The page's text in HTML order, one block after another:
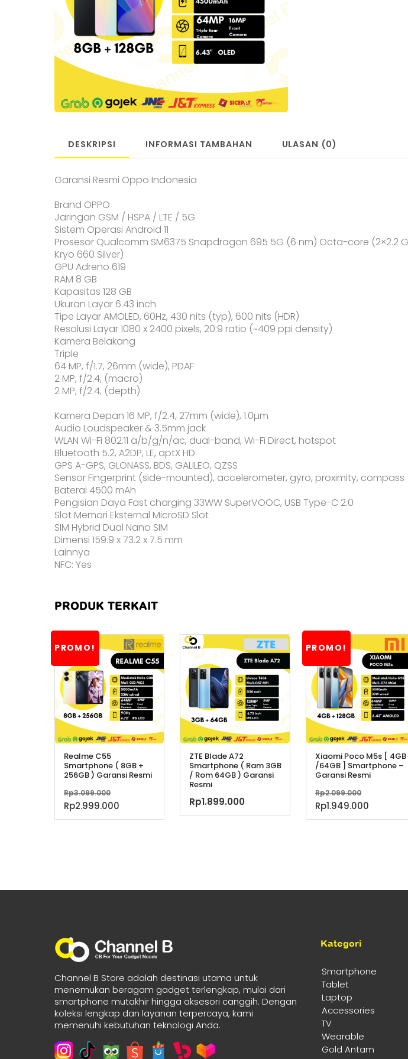
DESKRIPSI INFORMASI TAMBAHAN ULASAN (0)
Garansi Resmi Oppo Indonesia
Brand OPPO
Jaringan GSM / HSPA / LTE / 5G
Sistem Operasi Android 11
Prosesor Qualcomm SM6375 Snapdragon 695 5G (6 nm) Octa-core (2×2.2
Kryo 660 Silver)
GPU Adreno 619
RAM 8 GB
Kapasitas 128 GB
Ukuran Layar 6.43 inch
Tipe Layar AMOLED, 60Hz, 430 nits (typ), 600 nits (HDR)
Resolusi Layar 1080 x 2400 pixels, 20:9 ratio (~409 ppi density)
Kamera Belakang
Triple
64 MP, f/1.7, 26mm (wide), PDAF
2 MP, f/2.4, (macro)
2 MP, f/2.4, (depth)
Kamera Depan 16 MP, f/2.4, 27mm (wide), 1.0µm
Audio Loudspeaker & 3.5mm jack
WLAN Wi-Fi 802.11 a/b/g/n/ac, dual-band, Wi-Fi Direct, hotspot
Bluetooth 5.2, A2DP, LE, aptX HD
GPS A-GPS, GLONASS, BDS, GALILEO, QZSS
Sensor Fingerprint (side-mounted), accelerometer, gyro, proximity, compass
Baterai 4500 mAh
Pengisian Daya Fast charging 33WW SuperVOOC, USB Type-C 2.0
Slot Memori Eksternal MicroSD Slot
SIM Hybrid Dual Nano SIM
Dimensi 159.9 x 73.2 x 7.5 mm
Lainnya
NFC: Yes
PRODUK TERKAIT
PROMO!
Realme C55
Smartphone ( 8GB +
256GB ) Garansi Resmi
Rp3.099.000
aslinya
adalah:
Rp2.999.000
saat
ZTE Blade A72
Smartphone ( Ram 3GB
/ Rom 64GB ) Garansi
Resmi
Rp1.899.000
PROMO!
Xiaomi Poco M5s [ 4GB
/64GB ] Smartphone –
Garansi Resmi
Rp2.099.000
aslinya
adalah:
Rp1.949.000Harga
saat
Channel B Store adalah destinasi utama untuk
menemukan beragam gadget terlengkap, mulai dari
smartphone mutakhir hingga aksesori canggih. Dengan
koleksi lengkap dan layanan terpercaya, kami
memenuhi kebutuhan teknologi Anda.
Kategori
Smartphone
Tablet
Laptop
Accessories
TV
Wearable
Gold Antam